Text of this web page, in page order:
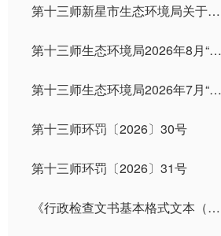
第十三师新星市生态环境局关于2026年8月3日建设项目环境影响评价文件受理情况的公示
第十三师生态环境局2026年8月“双随机”执法检查企业清单
第十三师生态环境局2026年7月“双随机、一公开”执法检查情况
第十三师环罚〔2026〕30号
第十三师环罚〔2026〕31号
《行政检查文书基本格式文本（试行）》